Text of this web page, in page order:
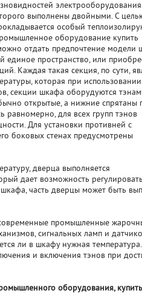
выполнены двойными. С
особый
оборудование купить
отдать предпочтение модели
единое пространство, или
Каждая такая секция, по сути,
которая при использовании
секции шкафа оборудуются
открытые, а нижние спрятаны
равномерно, для всех групп тэнов
Для установки противней с
боковых стенах предусмотрены
дверца выполняется
дает возможность регулировать
часть дверцы может быть
промышленные
сигнальных ламп и
ли в шкафу нужная температура.
и включения тэнов при
оборудования, купить